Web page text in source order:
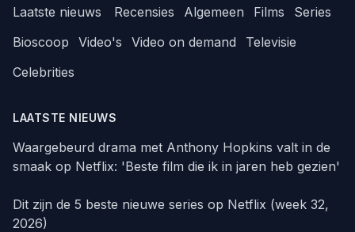
Laatste nieuws Recensies Algemeen Films
Series
Bioscoop
Video's Video on demand
Televisie
Celebrities
LAATSTE NIEUWS
Waargebeurd drama met Anthony Hopkins valt in de
smaak op Netflix: 'Beste film die ik in jaren heb gezien'
Dit zijn de 5 beste nieuwe series op Netflix (week 32,
2026)